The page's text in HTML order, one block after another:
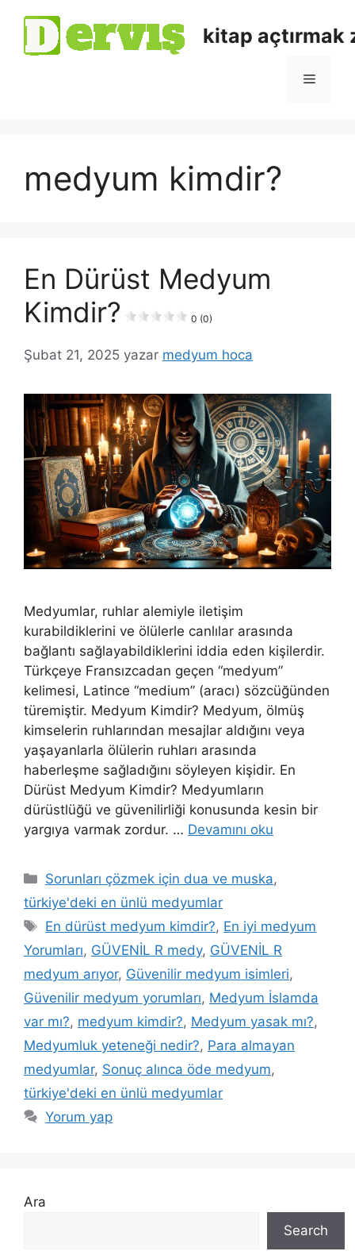
kitap açtırmak
medyum kimdir?
En Dürüst Medyum
Kimdir?
0 (0)
Şubat 21, 2025 yazar medyum hoca
Medyumlar, ruhlar alemiyle iletişim
kurabildiklerini ve ölülerle canlılar arasında
bağlantı sağlayabildiklerini iddia eden kişilerdir.
Türkçeye Fransızcadan geçen “medyum”
kelimesi, Latince “medium” (aracı) sözcüğünden
türemiştir. Medyum Kimdir? Medyum, ölmüş
kimselerin ruhlarından mesajlar aldığını veya
yaşayanlarla ölülerin ruhları arasında
haberleşme sağladığını söyleyen kişidir. En
Dürüst Medyum Kimdir? Medyumların
dürüstlüğü ve güvenilirliği konusunda kesin bir
yargıya varmak zordur. … Devamını oku
Sorunları çözmek için dua ve muska,
türkiye'deki en ünlü medyumlar
En dürüst medyum kimdir?, En iyi medyum
Yorumları, GÜVENİL R medy, GÜVENİL R
medyum arıyor, Güvenilir medyum isimleri,
Güvenilir medyum yorumları, Medyum İslamda
var mı?, medyum kimdir?, Medyum yasak mı?,
Medyumluk yeteneği nedir?, Para almayan
medyumlar, Sonuç alınca öde medyum,
türkiye'deki en ünlü medyumlar
Yorum yap
Ara
Search